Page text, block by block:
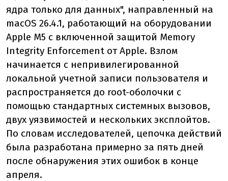
ядра только для данных", направленный на
macOS 26.4.1, работающий на оборудовании
Apple M5 с включенной защитой Memory
Integrity Enforcement от Apple. Взлом
начинается с непривилегированной
локальной учетной записи пользователя и
распространяется до root-оболочки с
помощью стандартных системных вызовов,
двух уязвимостей и нескольких эксплойтов.
По словам исследователей, цепочка действий
была разработана примерно за пять дней
после обнаружения этих ошибок в конце
апреля.